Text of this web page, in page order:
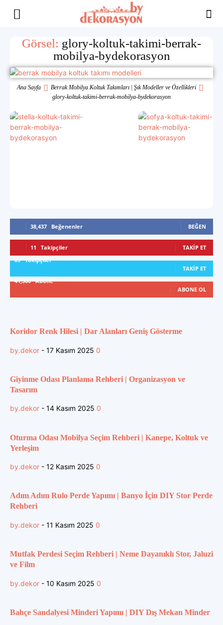
Yaşam
Görsel: glory-koltuk-takimi-berrak-
mobilya-bydekorasyon
Ana Sayfa
Berrak Mobilya Koltuk Takımları | Şık Modeller ve Özellikleri
glory-koltuk-takimi-berrak-mobilya-bydekorasyon
38,437 Beğenenler BEĞEN
11 Takipçiler
TAKIP ET
89 Takipçiler
TAKIP ET
41,300 Abone
ABONE OL
Koridor Renk Hilesi | Dar Alanları Geniş Gösterme
by.dekor - 17 Kasım 2025 0
Giyinme Odası Planlama Rehberi | Organizasyon ve
Tasarım
by.dekor - 14 Kasım 2025 0
Oturma Odası Mobilya Seçim Rehberi | Kanepe, Koltuk ve
Yerleşim
by.dekor - 12 Kasım 2025 0
Adım Adım Rulo Perde Yapımı | Banyo İçin DIY Stor Perde
Rehberi
by.dekor - 11 Kasım 2025 0
Mutfak Perdesi Seçim Rehberi | Neme Dayanıklı Stor, Jaluzi
ve Film
by.dekor - 10 Kasım 2025 0
Bahçe Sandalyesi Minderi Yapımı | DIY Dış Mekan Minder